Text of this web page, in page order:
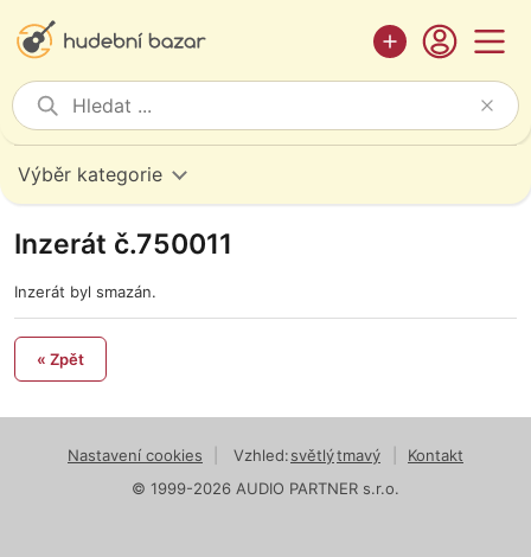
Výběr kategorie
Inzerát č.750011
Inzerát byl smazán.
« Zpět
Nastavení cookies Vzhled:světlýtmavý
Kontakt
© 1999-2026 AUDIO PARTNER s.r.o.